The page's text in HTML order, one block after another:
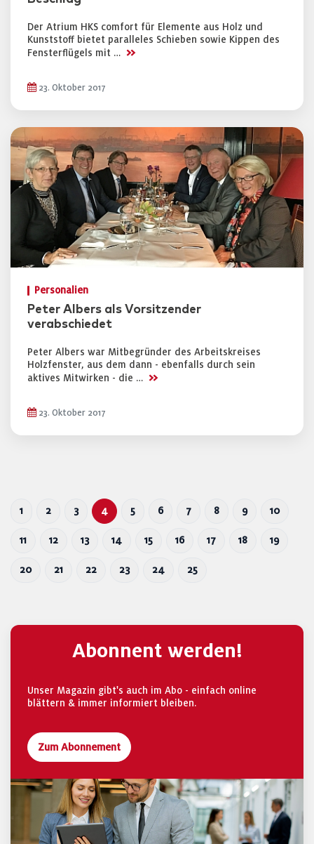
Der Atrium HKS comfort für Elemente aus Holz und
Kunststoff bietet paralleles Schieben sowie Kippen des
Fensterflügels mit … >>
23. Oktober 2017
Personalien
Peter Albers als Vorsitzender
verabschiedet
Peter Albers war Mitbegründer des Arbeitskreises
Holzfenster, aus dem dann - ebenfalls durch sein
aktives Mitwirken - die … >>
23. Oktober 2017
1 2 3 4 5 6 7 8 9 10
11 12 13 14 15 16 17 18 19
20 21 22 23 24 25
Abonnent werden!
Unser Magazin gibt's auch im Abo - einfach online
blättern & immer informiert bleiben.
Zum Abonnement